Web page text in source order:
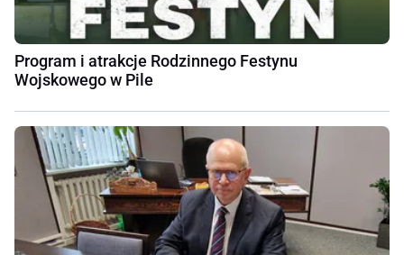
Program i atrakcje Rodzinnego Festynu
Wojskowego w Pile